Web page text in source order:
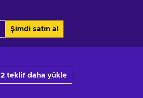
Şimdi satın al
2 teklif daha yükle